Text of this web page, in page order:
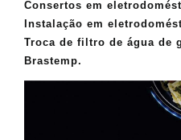
Consertos em
Instalação em
Troca de filtro de água de
Brastemp.